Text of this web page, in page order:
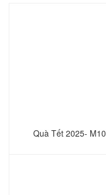
Quà Tết 2025- M10